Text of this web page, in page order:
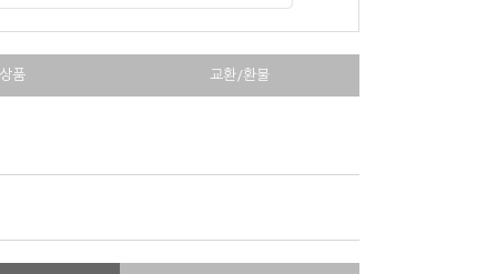
품 교환/환불